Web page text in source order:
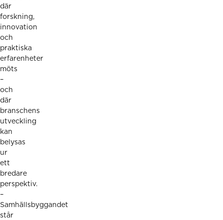
där
forskning,
innovation
och
praktiska
erfarenheter
möts
–
och
där
branschens
utveckling
kan
belysas
ur
ett
bredare
perspektiv.
–
Samhällsbyggandet
står